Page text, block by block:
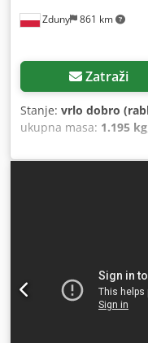
Zduny 861 km
Zatraži
Stanje: vrlo dobro
ukupna masa: 1.195 kg
,